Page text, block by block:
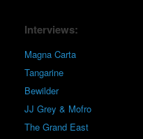
Interviews:
Magna Carta
Tangarine
Bewilder
JJ Grey & Mofro
The Grand East